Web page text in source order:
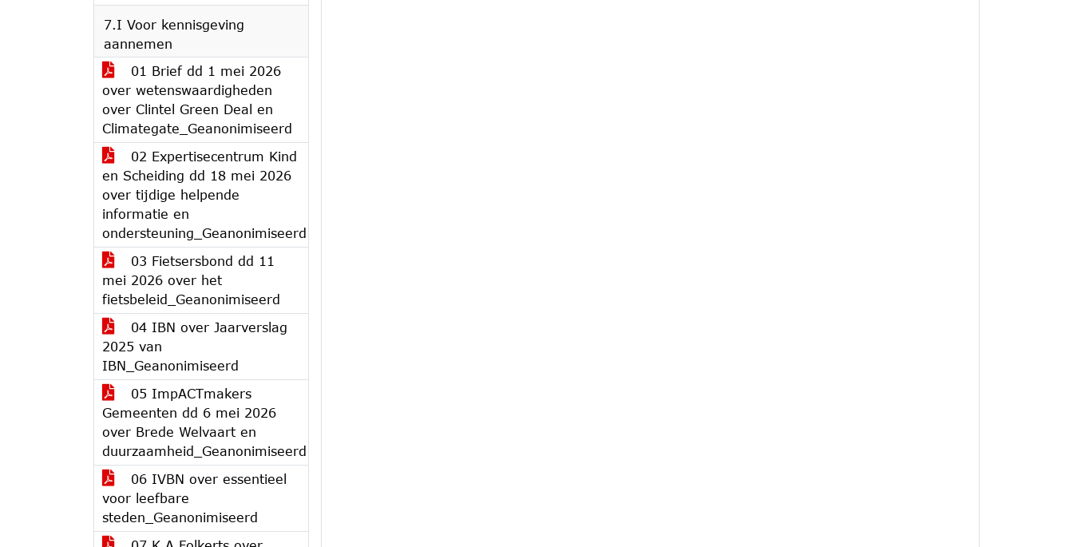
7.I Voor kennisgeving
aannemen
01 Brief dd 1 mei 2026
over wetenswaardigheden
over Clintel Green Deal en
Climategate_Geanonimiseerd
02 Expertisecentrum Kind
en Scheiding dd 18 mei 2026
over tijdige helpende
informatie en
ondersteuning_Geanonimiseerd
03 Fietsersbond dd 11
mei 2026 over het
fietsbeleid_Geanonimiseerd
04 IBN over Jaarverslag
2025 van
IBN_Geanonimiseerd
05 ImpACTmakers
Gemeenten dd 6 mei 2026
over Brede Welvaart en
duurzaamheid_Geanonimiseerd
06 IVBN over essentieel
voor leefbare
steden_Geanonimiseerd